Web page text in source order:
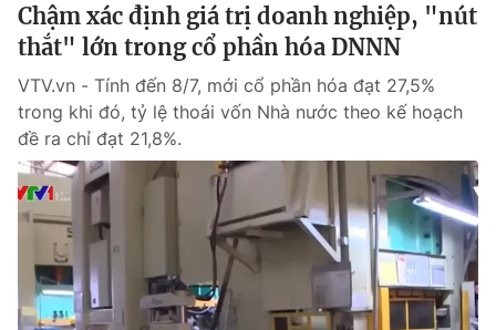
Chậm xác định giá trị doanh nghiệp, "nút
thắt" lớn trong cổ phần hóa DNNN
VTV.vn - Tính đến 8/7, mới cổ phần hóa đạt 27,5%
trong khi đó, tỷ lệ thoái vốn Nhà nước theo kế hoạch
đề ra chỉ đạt 21,8%.